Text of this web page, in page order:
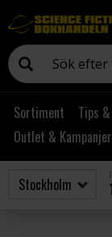
Sortiment Tips
Outlet & Kampanjer